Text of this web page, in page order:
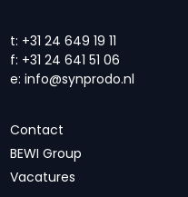
t: +31 24 649 19 11
f: +31 24 641 51 06
e: info@synprodo.nl
Contact
BEWI Group
Vacatures